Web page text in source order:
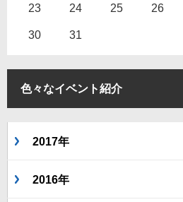
23 24 25 26
30 31
色々なイベント紹介
2017年
2016年